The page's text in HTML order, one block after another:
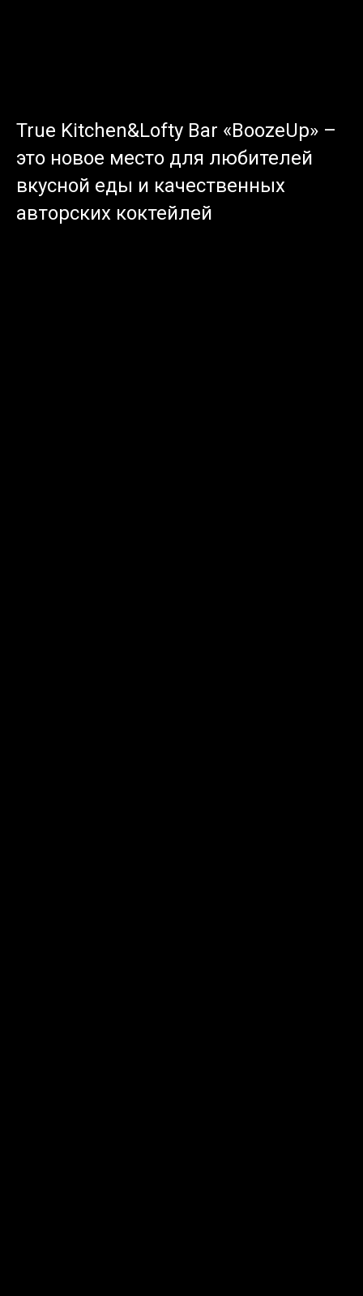
True Kitchen&Lofty Bar «BoozeUp» –
это новое место для любителей
вкусной еды и качественных
авторских коктейлей